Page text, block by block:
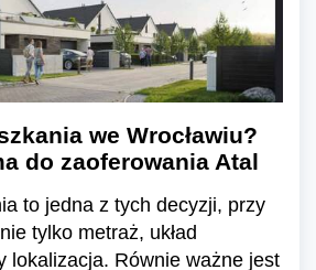
we Wrocławiu?
do zaoferowania Atal
to jedna z tych decyzji, przy
tylko metraż, układ
lokalizacja. Równie ważne jest